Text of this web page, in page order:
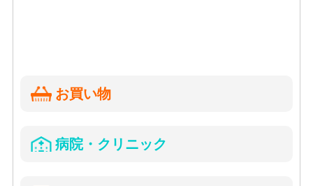
お買い物
病院・クリニック